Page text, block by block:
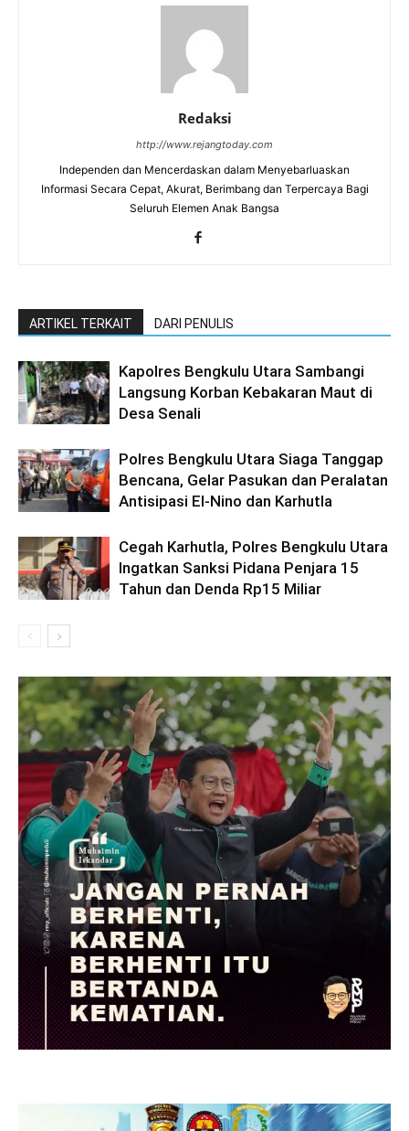
Redaksi
http://www.rejangtoday.com
Independen dan Mencerdaskan dalam Menyebarluaskan
Informasi Secara Cepat, Akurat, Berimbang dan Terpercaya Bagi
Seluruh Elemen Anak Bangsa
ARTIKEL TERKAIT DARI PENULIS
Kapolres Bengkulu Utara Sambangi
Langsung Korban Kebakaran Maut di
Desa Senali
Polres Bengkulu Utara Siaga Tanggap
Bencana, Gelar Pasukan dan Peralatan
Antisipasi El-Nino dan Karhutla
Cegah Karhutla, Polres Bengkulu Utara
Ingatkan Sanksi Pidana Penjara 15
Tahun dan Denda Rp15 Miliar